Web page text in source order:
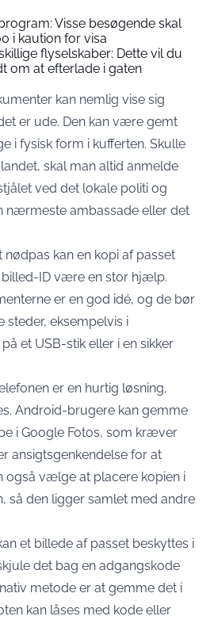
Visse besøgende skal
i kaution for visa
flyselskaber: Dette vil du
om at efterlade i gaten
kan nemlig vise sig
er ude. Den kan være gemt
i fysisk form i kufferten. Skulle
skal man altid anmelde
ved det lokale politi og
nærmeste ambassade eller det
kan en kopi af passet
billed-ID være en stor hjælp.
er en god idé, og de bør
steder, eksempelvis i
et USB-stik eller i en sikker
er en hurtig løsning,
Android-brugere kan gemme
i Google Fotos, som kræver
ansigtsgenkendelse for at
også vælge at placere kopien i
så den ligger samlet med andre
et billede af passet beskyttes i
det bag en adgangskode
metode er at gemme det i
kan låses med kode eller